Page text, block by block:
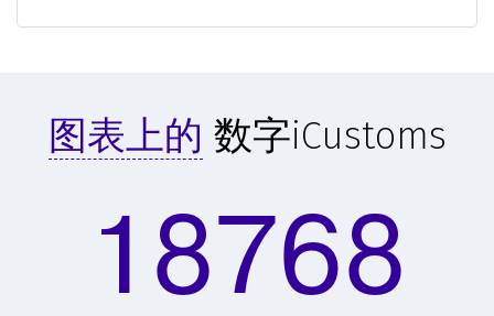
图表上的 数字iCustoms
18768